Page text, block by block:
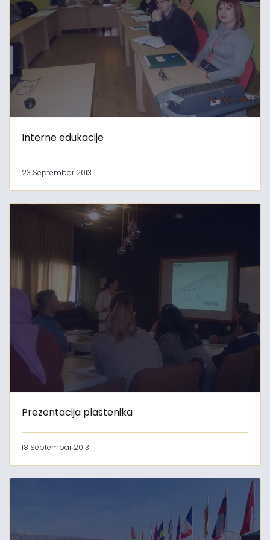
Interne edukacije
23 Septembar 2013
Prezentacija plastenika
18 Septembar 2013